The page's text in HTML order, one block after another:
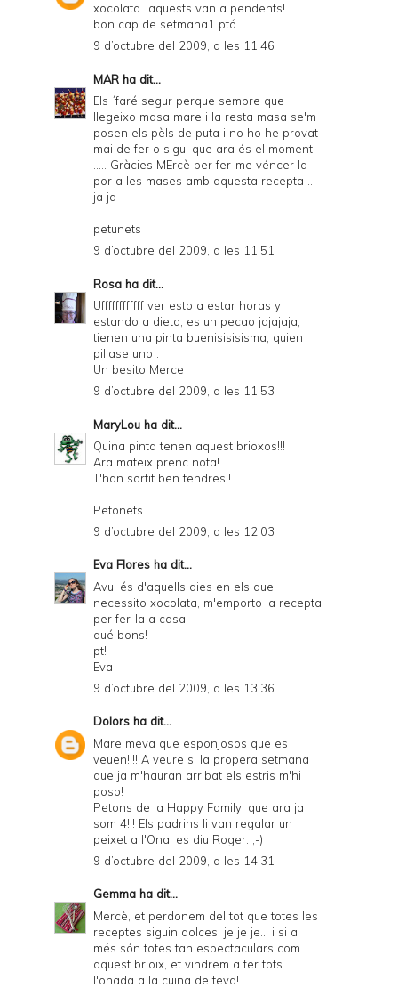
xocolata...aquests van a pendents!
bon cap de setmana1 ptó
9 d’octubre del 2009, a les 11:46
MAR ha dit...
Els ´faré segur perque sempre que
llegeixo masa mare i la resta masa se'm
posen els pèls de puta i no ho he provat
mai de fer o sigui que ara és el moment
..... Gràcies MErcè per fer-me véncer la
por a les mases amb aquesta recepta ..
ja ja
petunets
9 d’octubre del 2009, a les 11:51
Rosa ha dit...
Uffffffffffff ver esto a estar horas y
estando a dieta, es un pecao jajajaja,
tienen una pinta buenisisisisma, quien
pillase uno .
Un besito Merce
9 d’octubre del 2009, a les 11:53
MaryLou ha dit...
Quina pinta tenen aquest brioxos!!!
Ara mateix prenc nota!
T'han sortit ben tendres!!
Petonets
9 d’octubre del 2009, a les 12:03
Eva Flores ha dit...
Avui és d'aquells dies en els que
necessito xocolata, m'emporto la recepta
per fer-la a casa.
qué bons!
pt!
Eva
9 d’octubre del 2009, a les 13:36
Dolors ha dit...
Mare meva que esponjosos que es
veuen!!!! A veure si la propera setmana
que ja m'hauran arribat els estris m'hi
poso!
Petons de la Happy Family, que ara ja
som 4!!! Els padrins li van regalar un
peixet a l'Ona, es diu Roger. ;-)
9 d’octubre del 2009, a les 14:31
Gemma ha dit...
Mercè, et perdonem del tot que totes les
receptes siguin dolces, je je je... i si a
més són totes tan espectaculars com
aquest brioix, et vindrem a fer tots
l'onada a la cuina de teva!